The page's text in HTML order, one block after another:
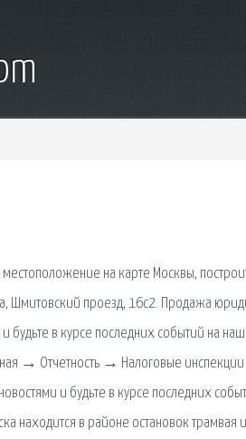
на карте Москвы,
Шмитовский проезд, 16с2. Продажа
будьте в курсе последних событий на
→ Отчетность → Налоговые
и будьте в курсе последних
находится в районе остановок трамвая